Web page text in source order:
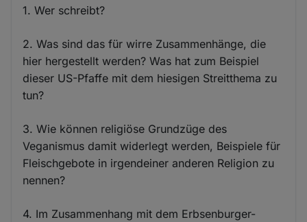
1. Wer schreibt?
2. Was sind das für wirre Zusammenhänge, die
hier hergestellt werden? Was hat zum Beispiel
dieser US-Pfaffe mit dem hiesigen Streitthema zu
tun?
3. Wie können religiöse Grundzüge des
Veganismus damit widerlegt werden, Beispiele für
Fleischgebote in irgendeiner anderen Religion zu
nennen?
4. Im Zusammenhang mit dem Erbsenburger-